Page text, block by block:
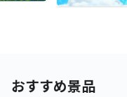
おすすめ景品